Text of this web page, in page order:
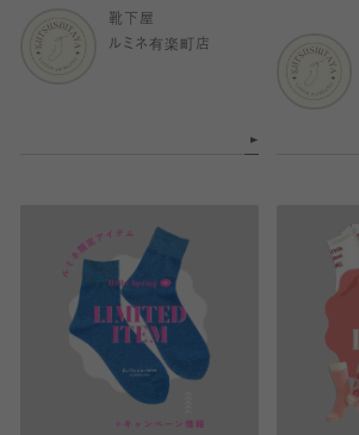
靴下屋
ルミネ有楽町店